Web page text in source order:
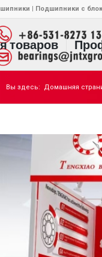
| Подшипники с
товаров
Вы здесь: Домашняя